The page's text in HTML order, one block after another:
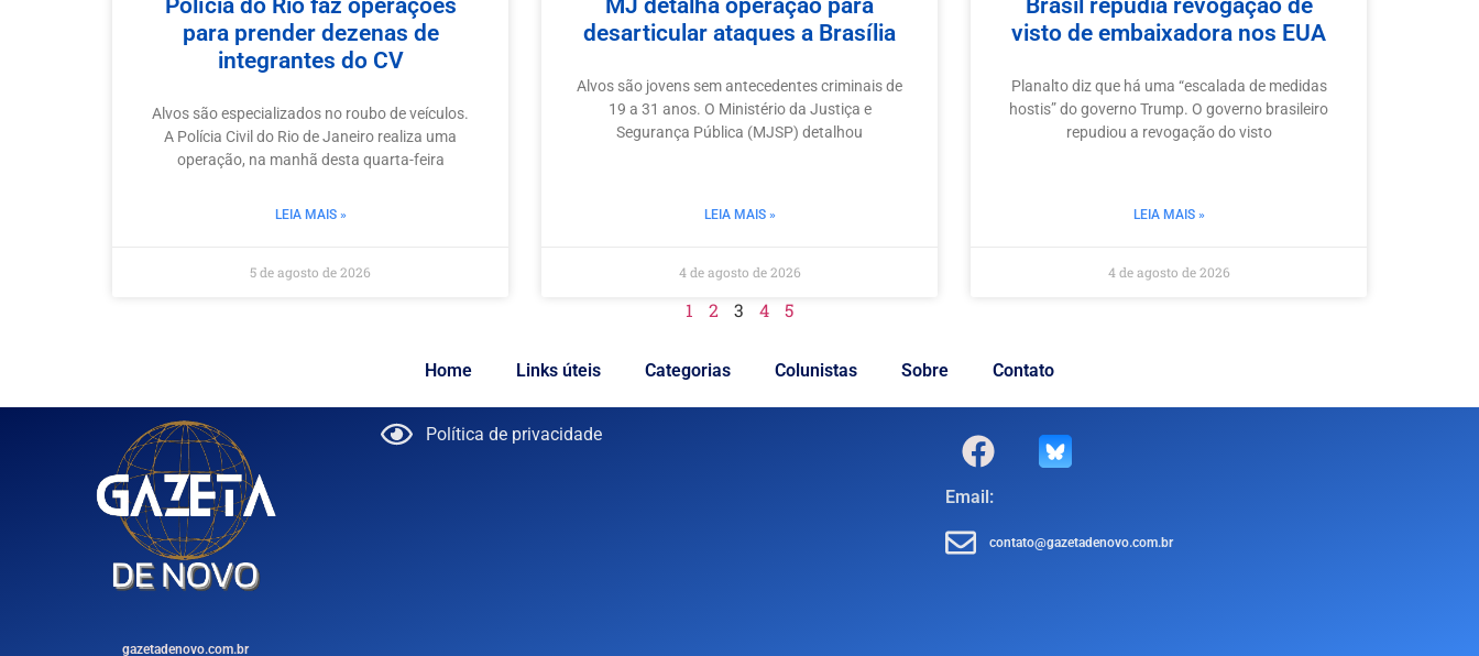
Polícia do Rio faz operações
para prender dezenas de
integrantes do CV
Alvos são especializados no roubo de veículos.
A Polícia Civil do Rio de Janeiro realiza uma
operação, na manhã desta quarta-feira
LEIA MAIS »
5 de agosto de 2026
MJ detalha operação para
desarticular ataques a Brasília
Alvos são jovens sem antecedentes criminais de
19 a 31 anos. O Ministério da Justiça e
Segurança Pública (MJSP) detalhou
LEIA MAIS »
4 de agosto de 2026
Brasil repudia revogação de
visto de embaixadora nos EUA
Planalto diz que há uma “escalada de medidas
hostis” do governo Trump. O governo brasileiro
repudiou a revogação do visto
LEIA MAIS »
4 de agosto de 2026
1 2 3 4 5
Home Links úteis Categorias Colunistas Sobre Contato
gazetadenovo.com.br
Política de privacidade
Email:
contato@gazetadenovo.com.br